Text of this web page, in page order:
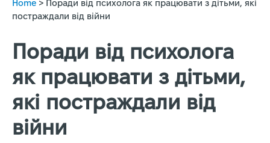
Home >
Поради від психолога як працювати з дітьми, які
постраждали від війни
Поради від психолога
як працювати з дітьми,
які постраждали від
війни